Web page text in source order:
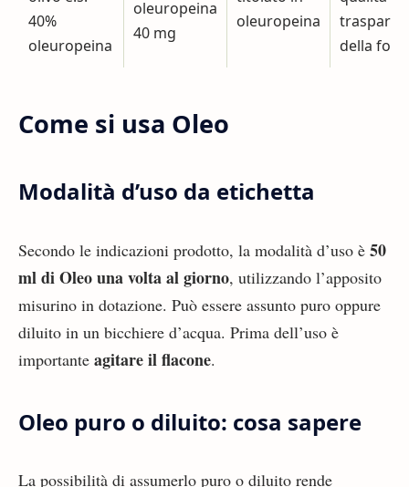
40%
oleuropeina
oleuropeina
40 mg
oleuropeina
della
Come si usa Oleo
Modalità d’uso da etichetta
Secondo le indicazioni prodotto, la modalità d’uso è 50
ml di Oleo una volta al giorno, utilizzando l’apposito
misurino in dotazione. Può essere assunto puro oppure
diluito in un bicchiere d’acqua. Prima dell’uso è
importante agitare il flacone.
Oleo puro o diluito: cosa sapere
La possibilità di assumerlo puro o diluito rende